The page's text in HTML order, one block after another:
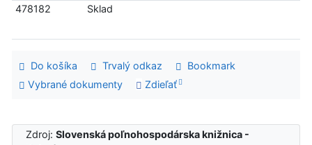
478182
Sklad
Do košíka Trvalý odkaz
Bookmark
Vybrané dokumenty
Zdieľať
Zdroj:Slovenská poľnohospodárska knižnica -